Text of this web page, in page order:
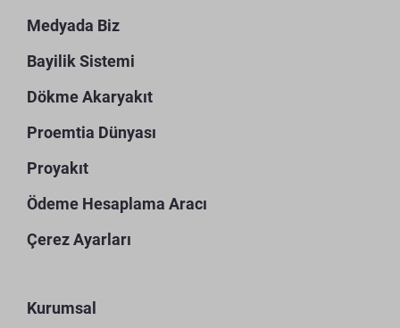
Medyada Biz
Bayilik Sistemi
Dökme Akaryakıt
Proemtia Dünyası
Proyakıt
Ödeme Hesaplama Aracı
Çerez Ayarları
Kurumsal